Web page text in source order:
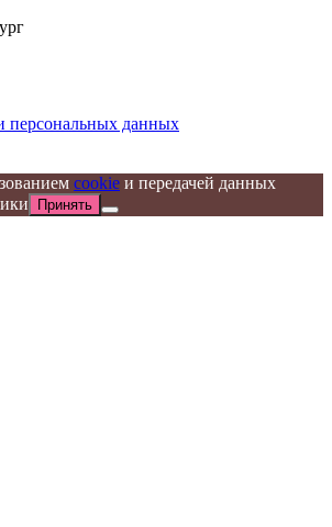
персональных данных
cookie и передачей данных
Принять